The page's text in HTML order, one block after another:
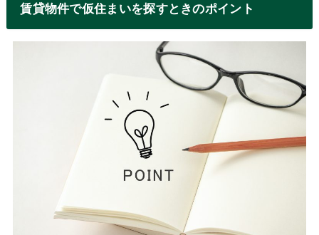
賃貸物件で仮住まいを探すときのポイント